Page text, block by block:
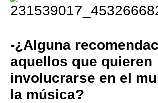
-¿Alguna
aquellos que quieren
involucrarse en el
la música?